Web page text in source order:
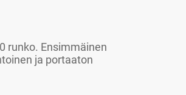
runko. Ensimmäinen
ja portaaton